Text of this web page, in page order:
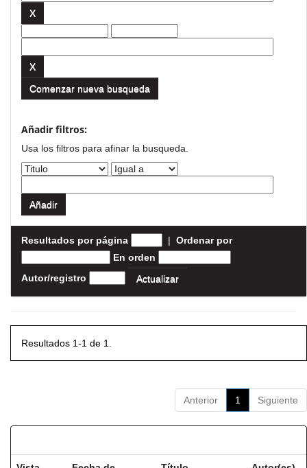
Comenzar nueva busqueda
Añadir filtros:
Usa los filtros para afinar la busqueda.
Resultados por página | Ordenar por
En orden
Autor/registro
Resultados 1-1 de 1.
Anterior 1 Siguiente